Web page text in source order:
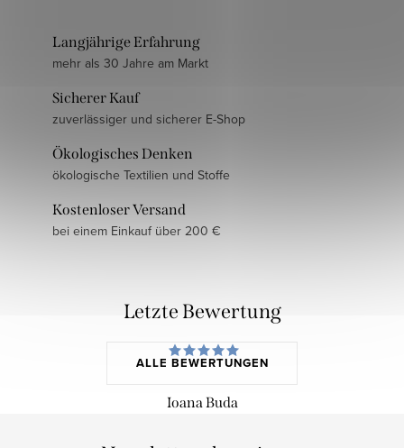
Langjährige Erfahrung
mehr als 30 Jahre am Markt
Sicherer Kauf
zuverlässiger und sicherer E-Shop
Ökologisches Denken
ökologische Textilien und Stoffe
Kostenloser Versand
bei einem Einkauf über 200 €
Letzte Bewertung
ALLE BEWERTUNGEN
Ioana Buda